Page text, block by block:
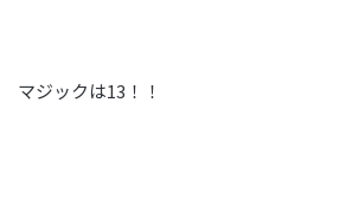
マジックは13！！